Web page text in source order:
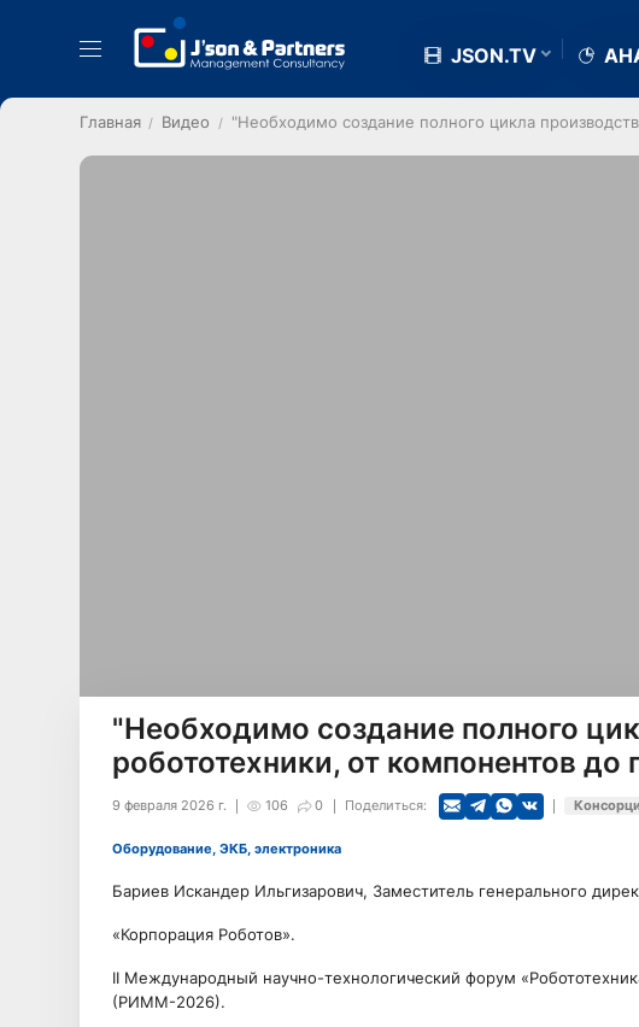
JSON.TV
Главная Видео "Необходимо создание полного цикла
"Необходимо создание полного
робототехники, от компонентов до
106 0
9 февраля 2026 г. Поделиться:
Оборудование, ЭКБ, электроника
Бариев Искандер Ильгизарович, Заместитель генерального
«Корпорация Роботов».
II Международный научно-технологический форум
(РИММ-2026).